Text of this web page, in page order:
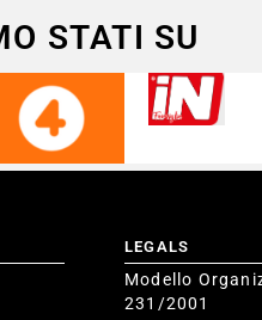
STATI SU
LEGALS
Modello
231/2001